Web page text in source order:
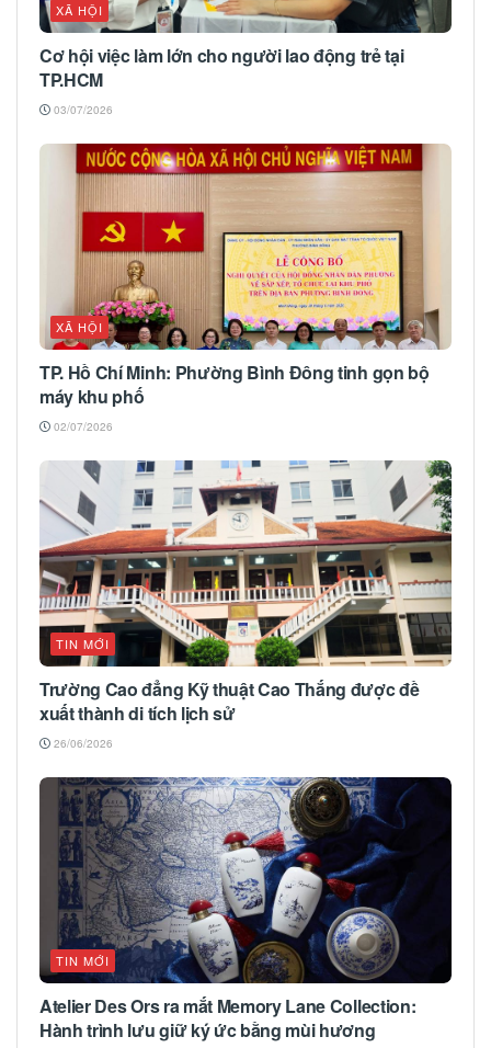
XÃ HỘI
Cơ hội việc làm lớn cho người lao động trẻ tại
TP.HCM
03/07/2026
XÃ HỘI
TP. Hồ Chí Minh: Phường Bình Đông tinh gọn bộ
máy khu phố
02/07/2026
TIN MỚI
Trường Cao đẳng Kỹ thuật Cao Thắng được đề
xuất thành di tích lịch sử
26/06/2026
TIN MỚI
Atelier Des Ors ra mắt Memory Lane Collection:
Hành trình lưu giữ ký ức bằng mùi hương